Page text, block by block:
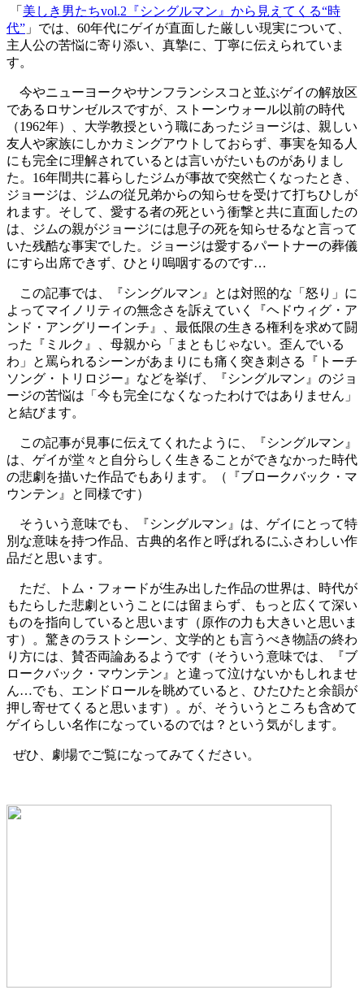
「 美しき男たちvol.2 『シングルマン』から見えてくる“時
代” 」では、 60年代にゲイが直面した厳しい現実について、
主人公の苦悩に寄り添い、真摯に、丁寧に伝えられていま
す。
今やニューヨークやサンフランシスコと並ぶゲイの解放区
であるロサンゼルスですが、ストーンウォール以前の時代
（1962年）、大学教授という職にあったジョージは、親しい
友人や家族にしかカミングアウトしておらず、事実を知る人
にも完全に理解されているとは言いがたいものがありまし
た。 16年間共に暮らしたジムが事故で突然亡くなったとき、
ジョージは、ジムの従兄弟からの知らせを受けて打ちひしが
れます。そして、愛する者の死という衝撃と共に直面したの
は、ジムの親がジョージには息子の死を知らせるなと言って
いた残酷な事実でした。ジョージは愛するパートナーの葬儀
にすら出席できず、ひとり嗚咽するのです…
この記事では、『シングルマン』とは対照的な「怒り」に
よってマイノリティの無念さを訴えていく『ヘドウィグ・ア
ンド・アングリーインチ』、最低限の生きる権利を求めて闘
った『ミルク』、母親から「まともじゃない。歪んでいる
わ」と罵られるシーンがあまりにも痛く突き刺さる『トーチ
ソング・トリロジー』などを挙げ、『シングルマン』のジョ
ージの苦悩は「今も完全になくなったわけではありません」
と結びます。
この記事が見事に伝えてくれたように、『シングルマン』
は、ゲイが堂々と自分らしく生きることができなかった時代
の悲劇を描いた作品でもあります。（『ブロークバック・マ
ウンテン』と同様です）
そういう意味でも、『シングルマン』は、ゲイにとって特
別な意味を持つ作品、古典的名作と呼ばれるにふさわしい作
品だと思います。
ただ、トム・フォードが生み出した作品の世界は、時代が
もたらした悲劇ということには留まらず、もっと広くて深い
ものを指向していると思います（原作の力も大きいと思いま
す）。驚きのラストシーン、文学的とも言うべき物語の終わ
り方には、賛否両論あるようです（そういう意味では、『ブ
ロークバック・マウンテン』と違って泣けないかもしれませ
ん…でも、エンドロールを眺めていると、ひたひたと余韻が
押し寄せてくると思います）。が、そういうところも含めて
ゲイらしい名作になっているのでは？という気がします。
ぜひ、劇場でご覧になってみてください。